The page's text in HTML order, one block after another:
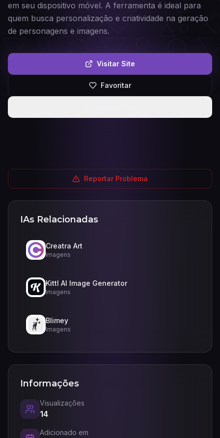
em seu dispositivo móvel. A ferramenta é ideal para
quem busca personalização e criatividade na geração
de personagens e imagens.
Visitar Site
Favoritar
Reportar Problema
IAs Relacionadas
Creatra Art
Imagens
Kittl AI Image Generator
Imagens
Blimey
Imagens
Informações
Visualizações
14
Adicionado em